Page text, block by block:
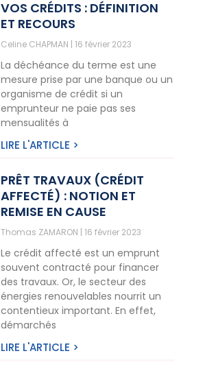
VOS CRÉDITS : DÉFINITION
ET RECOURS
Celine CHAPMAN 16 février 2023
La déchéance du terme est une
mesure prise par une banque ou un
organisme de crédit si un
emprunteur ne paie pas ses
mensualités à
LIRE L'ARTICLE >
PRÊT TRAVAUX (CRÉDIT
AFFECTÉ) : NOTION ET
REMISE EN CAUSE
Thomas ZAMARON 16 février 2023
Le crédit affecté est un emprunt
souvent contracté pour financer
des travaux. Or, le secteur des
énergies renouvelables nourrit un
contentieux important. En effet,
démarchés
LIRE L'ARTICLE >